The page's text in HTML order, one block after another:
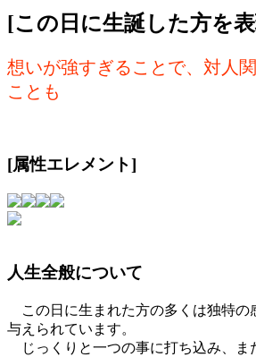
[この日に生誕した方を
想いが強すぎることで、対人
ことも
[属性エレメント]
人生全般について
この日に生まれた方の多くは独特の
与えられています。
じっくりと一つの事に打ち込み、ま